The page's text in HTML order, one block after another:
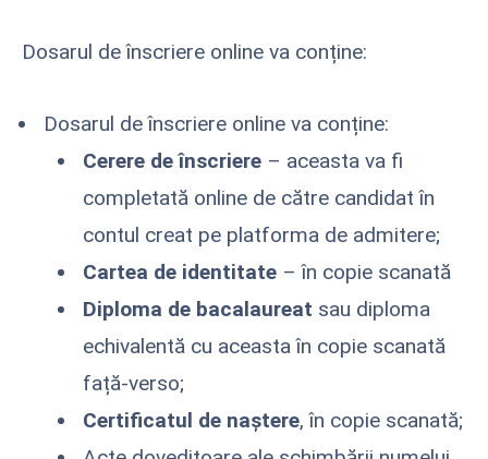
Dosarul de înscriere online va conține:
Dosarul de înscriere online va conține:
Cerere de înscriere – aceasta va fi
completată online de către candidat în
contul creat pe platforma de admitere;
Cartea de identitate – în copie scanată
Diploma de bacalaureat sau diploma
echivalentă cu aceasta în copie scanată
față-verso;
Certificatul de naștere, în copie scanată;